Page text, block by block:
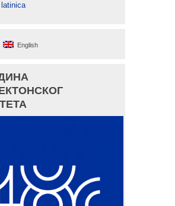
latinica
English